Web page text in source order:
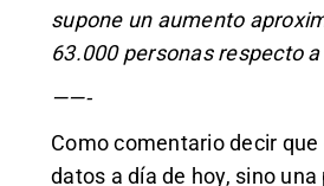
supone un aumento
63.000 personas respecto
——-
Como comentario decir
datos a día de hoy, sino